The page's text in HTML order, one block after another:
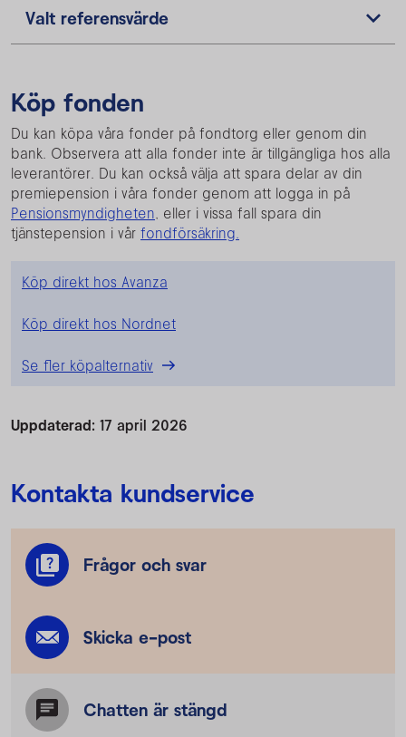
Valt referensvärde
Köp fonden
Du kan köpa våra fonder på fondtorg eller genom din
bank. Observera att alla fonder inte är tillgängliga hos alla
leverantörer. Du kan också välja att spara delar av din
premiepension i våra fonder genom att logga in på
Pensionsmyndigheten , eller i vissa fall spara din
tjänstepension i vår fondförsäkring.
Köp direkt hos Avanza
Köp direkt hos Nordnet
Se fler köpalternativ
Uppdaterad: 17 april 2026
Kontakta kundservice
Frågor och svar
Skicka e-post
Chatten är stängd